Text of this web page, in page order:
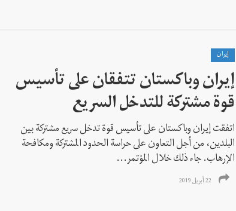
إيران
إيران وباكستان تتفقان على تأسيس
قوة مشتركة للتدخل السريع
اتفقت إيران وباكستان على تأسيس قوة تدخل سريع مشتركة بین
البلدين، من أجل التعاون على حراسة الحدود المشتركة ومكافحة
الإرهاب. جاء ذلك خلال المؤتمر...
22 أبريل 2019